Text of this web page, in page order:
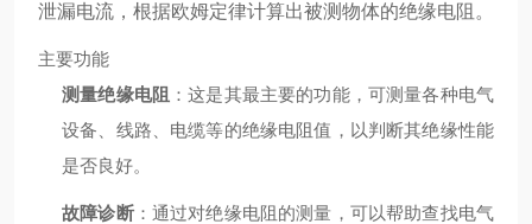
泄漏电流，根据欧姆定律计算出被测物体的绝缘电阻。
主要功能
测量绝缘电阻 ：这是其最主要的功能，可测量各种电气
设备、线路、电缆等的绝缘电阻值，以判断其绝缘性能
是否良好。
故障诊断：通过对绝缘电阻的测量，可以帮助查找电气